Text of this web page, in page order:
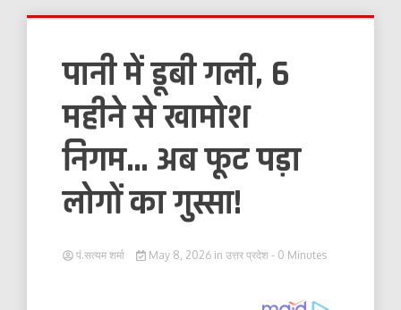
पानी में डूबी गली, 6
महीने से खामोश
निगम… अब फूट पड़ा
लोगों का गुस्सा!
पं.सत्यम शर्मा May 8, 2026 in उत्तर प्रदेश - 0 Minutes